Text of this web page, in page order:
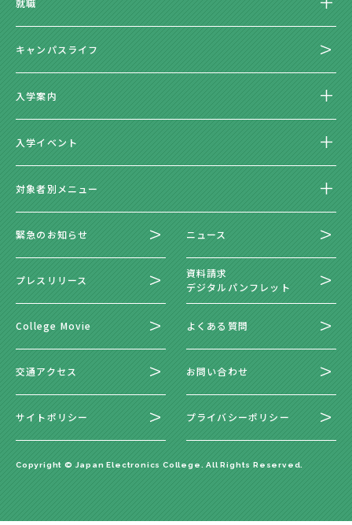
キャンパスライフ
入学案内
入学イベント
対象者別メニュー
緊急のお知らせ ニュース
プレスリリース
資料請求
デジタルパンフレット
College Movie よくある質問
交通アクセス お問い合わせ
サイトポリシー プライバシーポリシー
Copyright © Japan Electronics College. All Rights Reserved.